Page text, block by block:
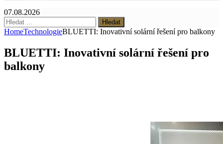
07.08.2026
Vyhledávání
HomeTechnologieBLUETTI: Inovativní solární řešení pro balkony
BLUETTI: Inovativní solární řešení pro
balkony